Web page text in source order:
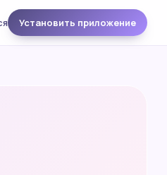
Установить приложение